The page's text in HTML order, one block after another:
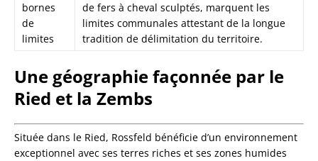
bornes
de
limites
de fers à cheval sculptés, marquent les
limites communales attestant de la longue
tradition de délimitation du territoire.
Une géographie façonnée par le
Ried et la Zembs
Située dans le Ried, Rossfeld bénéficie d’un environnement
exceptionnel avec ses terres riches et ses zones humides